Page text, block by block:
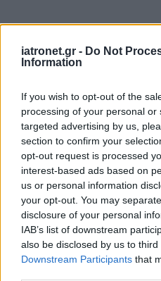
iatronet.gr - Do Not
Information
If you wish to opt-out of the
processing of your personal
targeted advertising by us,
section to confirm your
opt-out request is processed
interest-based ads based on
us or personal information
your opt-out. You may
disclosure of your personal
IAB’s list of downstream
also be disclosed by us to
Downstream Participants that
ΜΠΕΙΤΕ ΣΤΗ